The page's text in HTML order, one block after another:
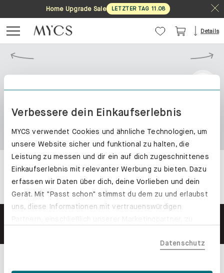
Verbessere dein Einkaufserlebnis
MYCS verwendet Cookies und ähnliche Technologien, um
unsere Website sicher und funktional zu halten, die
Leistung zu messen und dir ein auf dich zugeschnittenes
Einkaufserlebnis mit relevanter Werbung zu bieten. Dazu
erfassen wir Daten über dich, deine Vorlieben und dein
Gerät. Mit "Passt schon" stimmst du dem zu und erlaubst
uns, diese Informationen mit vertrauenswürdigen
der EU, beispielsweise in den USA, verarbeitet werden
Datenschutz
Home Upgrade Sale LETZTER TAG 11 .08
Details